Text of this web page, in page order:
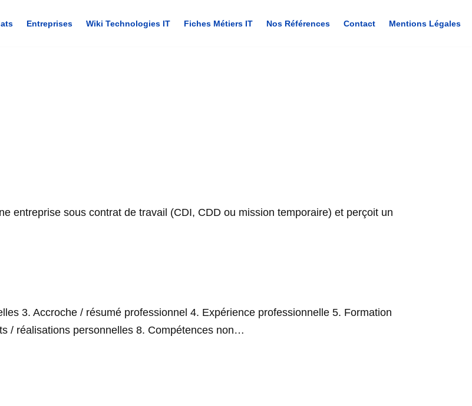
Entreprises Wiki Technologies IT Fiches Métiers IT Nos Références Contact Mentions Légales
entreprise sous contrat de travail (CDI, CDD ou mission temporaire) et perçoit un
3. Accroche / résumé professionnel 4. Expérience professionnelle 5. Formation
/ réalisations personnelles 8. Compétences non…